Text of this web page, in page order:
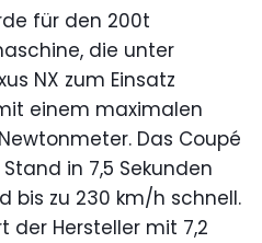
für den 200t
die unter
NX zum Einsatz
einem maximalen
Das Coupé
in 7,5 Sekunden
bis zu 230 km/h schnell.
der Hersteller mit 7,2